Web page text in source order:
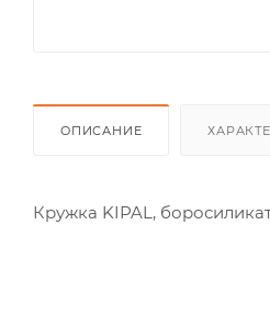
ОПИСАНИЕ
Кружка KIPAL,